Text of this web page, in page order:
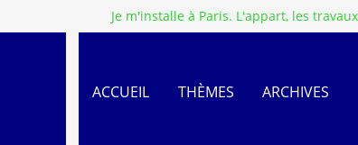
Je m'installe à Paris. L'appart, les
ACCUEIL THÈMES ARCHIVES